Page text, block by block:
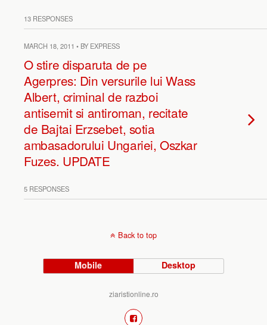
13 RESPONSES
MARCH 18, 2011 • BY EXPRESS
O stire disparuta de pe
Agerpres: Din versurile lui Wass
Albert, criminal de razboi
antisemit si antiroman, recitate
de Bajtai Erzsebet, sotia
ambasadorului Ungariei, Oszkar
Fuzes. UPDATE
5 RESPONSES
Back to top
Mobile Desktop
ziaristionline.ro